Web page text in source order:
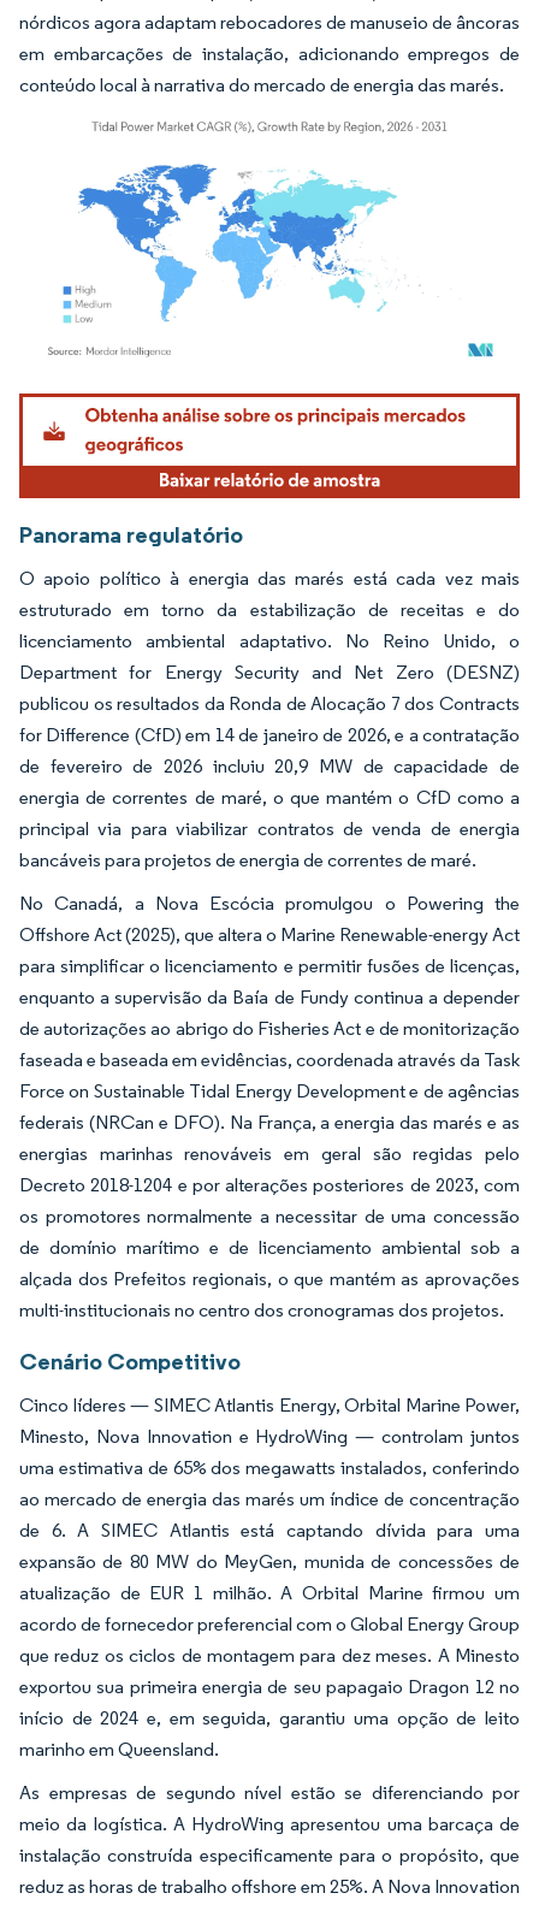
nórdicos agora adaptam rebocadores de manuseio de âncoras
em embarcações de instalação, adicionando empregos de
conteúdo local à narrativa do mercado de energia das marés.
Imagem © Mordor Intelligence. O reuso requer atribuição conforme CC BY 4.0.
Panorama regulatório
O apoio político à energia das marés está cada vez mais
estruturado em torno da estabilização de receitas e do
licenciamento ambiental adaptativo. No Reino Unido, o
Department for Energy Security and Net Zero (DESNZ)
publicou os resultados da Ronda de Alocação 7 dos Contracts
for Difference (CfD) em 14 de janeiro de 2026, e a contratação
de fevereiro de 2026 incluiu 20,9 MW de capacidade de
energia de correntes de maré, o que mantém o CfD como a
principal via para viabilizar contratos de venda de energia
bancáveis para projetos de energia de correntes de maré.
No Canadá, a Nova Escócia promulgou o Powering the
Offshore Act (2025), que altera o Marine Renewable-energy Act
para simplificar o licenciamento e permitir fusões de licenças,
enquanto a supervisão da Baía de Fundy continua a depender
de autorizações ao abrigo do Fisheries Act e de monitorização
faseada e baseada em evidências, coordenada através da Task
Force on Sustainable Tidal Energy Development e de agências
federais (NRCan e DFO). Na França, a energia das marés e as
energias marinhas renováveis em geral são regidas pelo
Decreto 2018-1204 e por alterações posteriores de 2023, com
os promotores normalmente a necessitar de uma concessão
de domínio marítimo e de licenciamento ambiental sob a
alçada dos Prefeitos regionais, o que mantém as aprovações
multi-institucionais no centro dos cronogramas dos projetos.
Cenário Competitivo
Cinco líderes — SIMEC Atlantis Energy, Orbital Marine Power,
Minesto, Nova Innovation e HydroWing — controlam juntos
uma estimativa de 65% dos megawatts instalados, conferindo
ao mercado de energia das marés um índice de concentração
de 6. A SIMEC Atlantis está captando dívida para uma
expansão de 80 MW do MeyGen, munida de concessões de
atualização de EUR 1 milhão. A Orbital Marine firmou um
acordo de fornecedor preferencial com o Global Energy Group
que reduz os ciclos de montagem para dez meses. A Minesto
exportou sua primeira energia de seu papagaio Dragon 12 no
início de 2024 e, em seguida, garantiu uma opção de leito
marinho em Queensland.
As empresas de segundo nível estão se diferenciando por
meio da logística. A HydroWing apresentou uma barcaça de
instalação construída especificamente para o propósito, que
reduz as horas de trabalho offshore em 25%. A Nova Innovation